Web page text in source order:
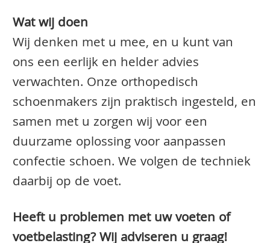
Wat wij doen
Wij denken met u mee, en u kunt van
ons een eerlijk en helder advies
verwachten. Onze orthopedisch
schoenmakers zijn praktisch ingesteld, en
samen met u zorgen wij voor een
duurzame oplossing voor aanpassen
confectie schoen. We volgen de techniek
daarbij op de voet.
Heeft u problemen met uw voeten of
voetbelasting? Wij adviseren u graag!